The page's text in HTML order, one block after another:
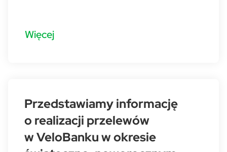
Więcej
Przedstawiamy informację
o realizacji przelewów
w VeloBanku w okresie